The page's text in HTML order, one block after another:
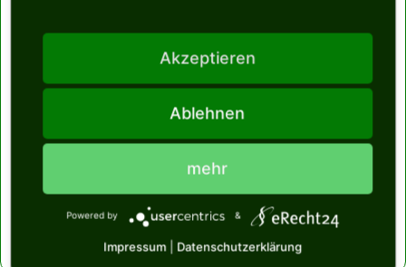
Fabricium – Freude am Werken
Dieser Artikel wurde vom Fabriciumteam erstellt.
Letzte Aktualisierung:
Akzeptieren
Ablehnen
mehr
Powered by &
Impressum Datenschutzerklärung